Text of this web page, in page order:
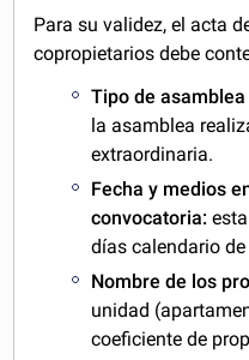
Para su validez, el acta
copropietarios debe
Tipo de
la asamblea
extraordinaria.
Fecha y medios
convocatoria:
días calendario
Nombre de los
unidad
coeficiente de